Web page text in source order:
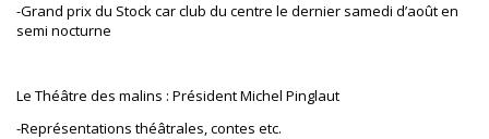
-Grand prix du Stock car club du centre le dernier samedi d’août en
semi nocturne
Le Théâtre des malins : Président Michel Pinglaut
-Représentations théâtrales, contes etc.